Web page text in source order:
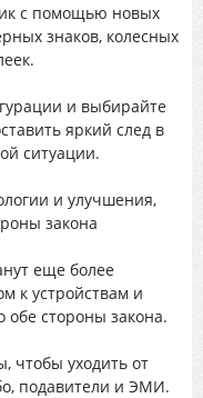
с помощью новых
знаков, колесных
и выбирайте
яркий след в
ситуации.
и улучшения,
закона
еще более
к устройствам и
стороны закона.
чтобы уходить от
подавители и ЭМИ.